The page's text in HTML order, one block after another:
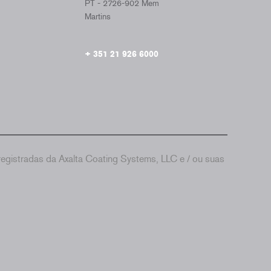
PT - 2726-902 Mem
Martins
+ 351 21 926 6000
da Axalta Coating Systems, LLC e / ou suas